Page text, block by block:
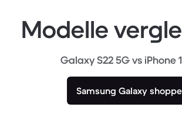
Modelle
Galaxy S22 5G vs iPhone
Samsung Galaxy